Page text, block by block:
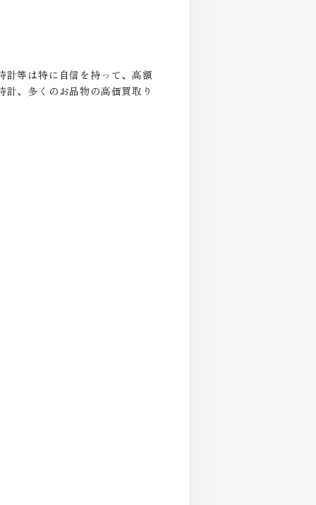
計等は特に自信を持って、高額
、多くのお品物の高価買取り